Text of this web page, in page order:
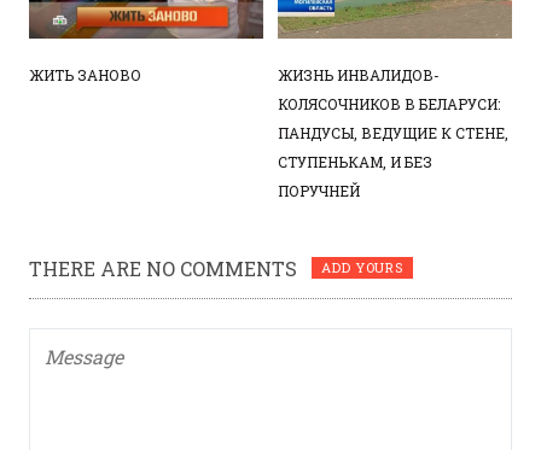
ЖИТЬ ЗАНОВО
ЖИЗНЬ ИНВАЛИДОВ-
КОЛЯСОЧНИКОВ В БЕЛАРУСИ:
ПАНДУСЫ, ВЕДУЩИЕ К СТЕНЕ,
СТУПЕНЬКАМ, И БЕЗ
ПОРУЧНЕЙ
THERE ARE NO COMMENTS ADD YOURS